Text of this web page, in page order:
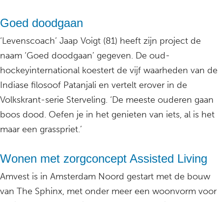
Goed doodgaan
‘Levenscoach’ Jaap Voigt (81) heeft zijn project de
naam ‘Goed doodgaan’ gegeven. De oud-
hockeyinternational koestert de vijf waarheden van de
Indiase filosoof Patanjali en vertelt erover in de
Volkskrant-serie Sterveling. ‘De meeste ouderen gaan
boos dood. Oefen je in het genieten van iets, al is het
maar een grasspriet.’
Wonen met zorgconcept Assisted Living
Amvest is in Amsterdam Noord gestart met de bouw
van The Sphinx, met onder meer een woonvorm voor